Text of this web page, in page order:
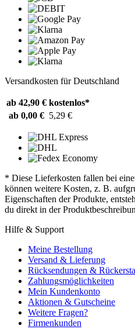
Versandkosten für Deutschland
ab 42,90 € kostenlos*
ab 0,00 € 5,29 €
* Diese Lieferkosten fallen bei
können weitere Kosten, z. B.
Eigenschaften der Produkte,
du direkt in der
Hilfe & Support
Meine Bestellung
Versand & Lieferung
Rücksendungen &
Zahlungsmöglichkeiten
Mein Kundenkonto
Aktionen & Gutscheine
Weitere Fragen?
Firmenkunden